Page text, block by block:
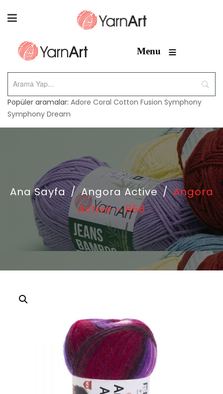
Menu ≡
Popüler aramalar: Adore Coral Cotton Fusion Symphony
Symphony Dream
Ana Sayfa / Angora Active / Angora
Active – 856